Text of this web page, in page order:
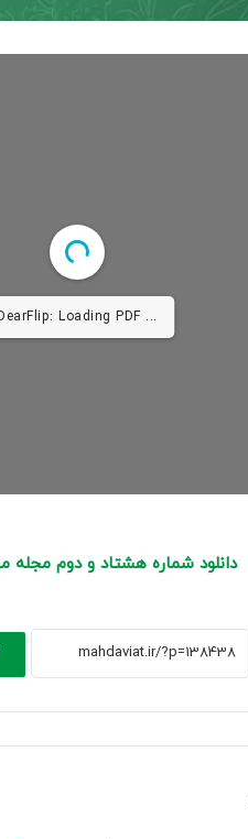
Loading PDF ...
دانلود شماره هشتاد و دوم مجله